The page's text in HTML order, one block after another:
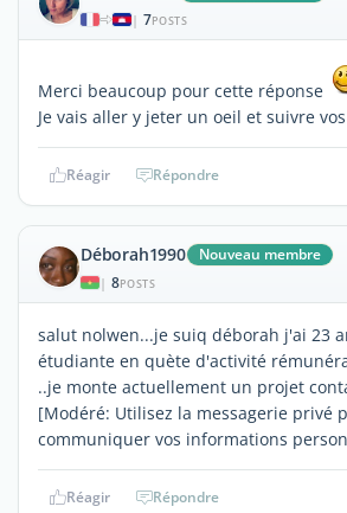
| 7POSTS
Merci beaucoup pour cette réponse
Je vais aller y jeter un oeil et suivre
Réagir Répondre
Déborah1990 Nouveau membre
| 8POSTS
salut nolwen...je suiq déborah j'ai 23
étudiante en quète d'activité
..je monte actuellement un projet
[Modéré: Utilisez la messagerie privé
communiquer vos informations
Réagir Répondre